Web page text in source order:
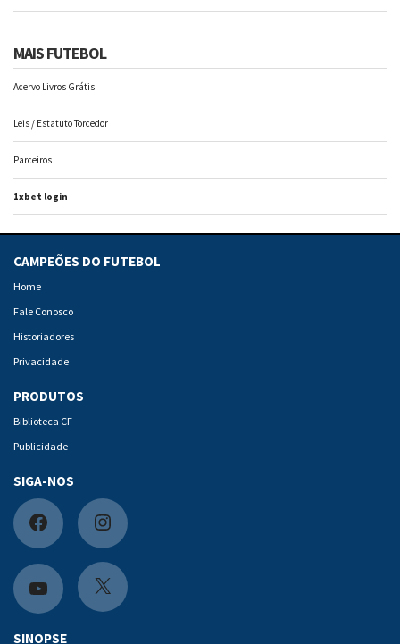
MAIS FUTEBOL
Acervo Livros Grátis
Leis / Estatuto Torcedor
Parceiros
1xbet login
CAMPEÕES DO FUTEBOL
Home
Fale Conosco
Historiadores
Privacidade
PRODUTOS
Biblioteca CF
Publicidade
SIGA-NOS
F
a
c
e
I
n
s
Y
o
X
SINOPSE